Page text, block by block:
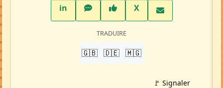
inLinkedInWhatsAppFacebook
XTwitter X
TRADUIRE
🇬🇧 🇩🇪 🇲🇬
🚩 Signaler